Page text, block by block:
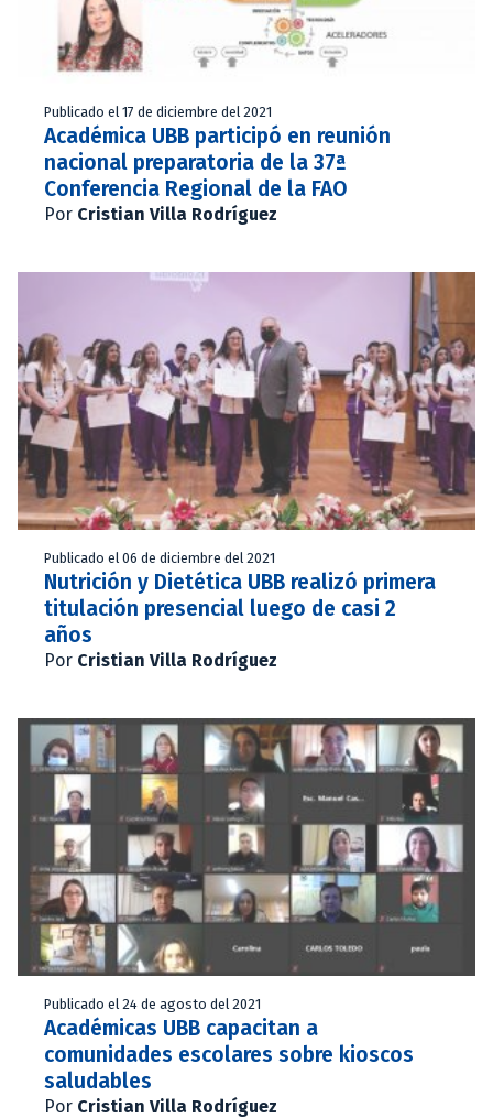
Publicado el 17 de diciembre del 2021
Académica UBB participó en reunión
nacional preparatoria de la 37ª
Conferencia Regional de la FAO
Por Cristian Villa Rodríguez
Publicado el 06 de diciembre del 2021
Nutrición y Dietética UBB realizó primera
titulación presencial luego de casi 2
años
Por Cristian Villa Rodríguez
Publicado el 24 de agosto del 2021
Académicas UBB capacitan a
comunidades escolares sobre kioscos
saludables
Por Cristian Villa Rodríguez